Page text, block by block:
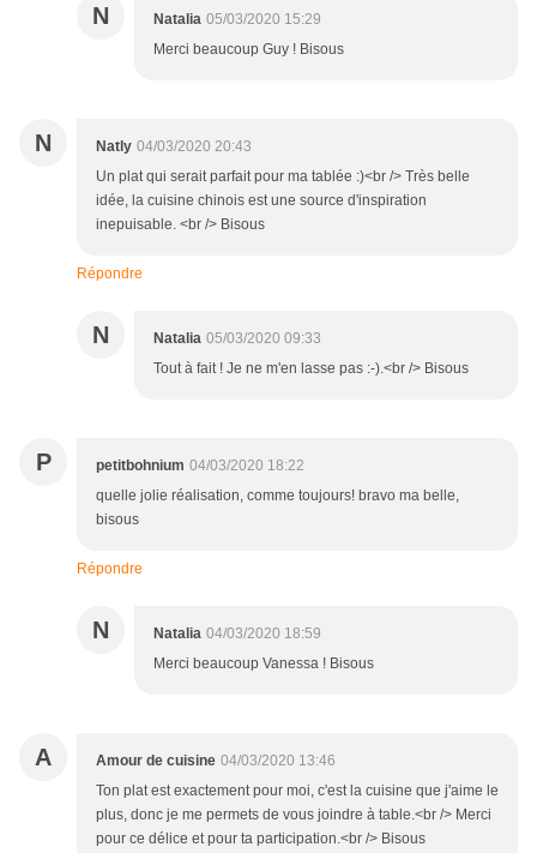
N Natalia 05/03/2020 15:29
Merci beaucoup Guy ! Bisous
N Natly 04/03/2020 20:43
Un plat qui serait parfait pour ma tablée :)<br /> Très belle
idée, la cuisine chinois est une source d'inspiration
inepuisable. <br /> Bisous
Répondre
N Natalia 05/03/2020 09:33
Tout à fait ! Je ne m'en lasse pas :-).<br /> Bisous
P petitbohnium 04/03/2020 18:22
quelle jolie réalisation, comme toujours! bravo ma belle,
bisous
Répondre
N Natalia 04/03/2020 18:59
Merci beaucoup Vanessa ! Bisous
A Amour de cuisine 04/03/2020 13:46
Ton plat est exactement pour moi, c'est la cuisine que j'aime le
plus, donc je me permets de vous joindre à table.<br /> Merci
pour ce délice et pour ta participation.<br /> Bisous